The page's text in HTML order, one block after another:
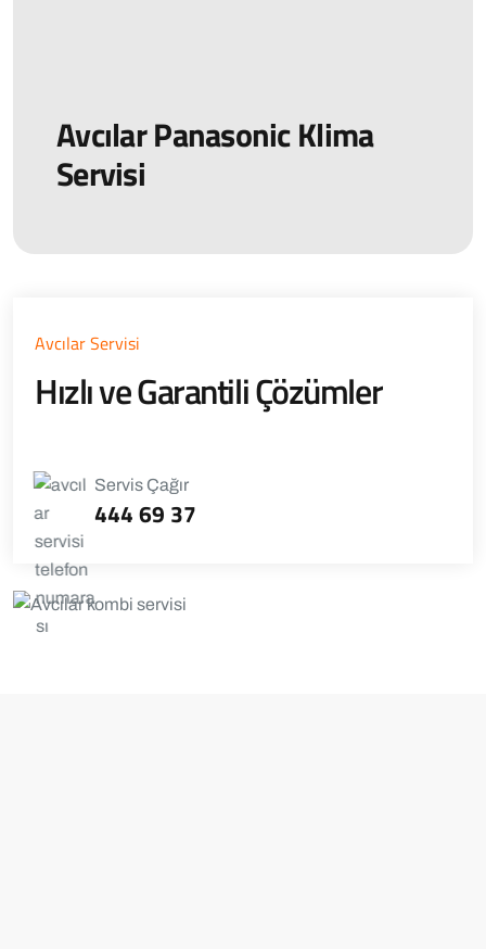
Avcılar Panasonic Klima
Servisi
Avcılar Servisi
Hızlı ve Garantili Çözümler
Servis Çağır
444 69 37